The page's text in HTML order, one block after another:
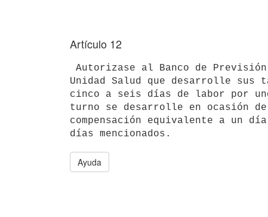
Artículo 12
Unidad Salud que desarrolle
cinco a seis días de labor por
turno se desarrolle en ocasión
compensación equivalente a un
Ayuda